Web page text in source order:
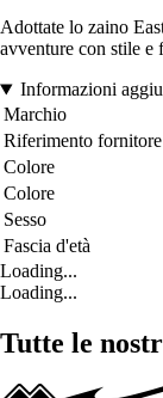
Adottate lo zaino
avventure con stile e
Informazioni
Marchio
Riferimento fornitore
Colore
Colore
Sesso
Fascia d'età
Loading...
Loading...
Tutte le